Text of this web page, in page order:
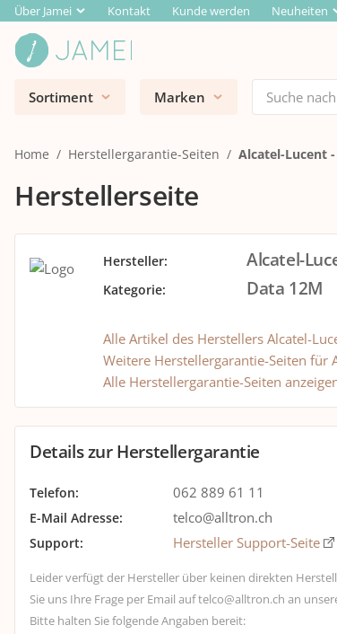
Über Jamei Kontakt Kunde werden Neuheiten
Sortiment Marken
Home Herstellergarantie-Seiten Alcatel-Lucent
Herstellerseite
Hersteller: Alcatel-
Kategorie: Data 12M
Alle Artikel des Herstellers Alcatel-
Weitere Herstellergarantie-Seiten für
Alle Herstellergarantie-Seiten
Details zur Herstellergarantie
Telefon: 062 889 61 11
E-Mail Adresse: telco@alltron.ch
Support: Hersteller Support-Seite
Leider verfügt der Hersteller über keinen direkten
Sie uns Ihre Frage per Email auf telco@alltron.ch an
Bitte halten Sie folgende Angaben bereit: